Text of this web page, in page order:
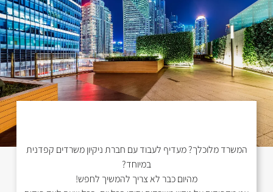
המשרד מלוכלך? מעדיף לעבוד עם חברת ניקיון משרדים קפדנית
במיוחד?
מהיום כבר לא צריך להמשיך לחפש!